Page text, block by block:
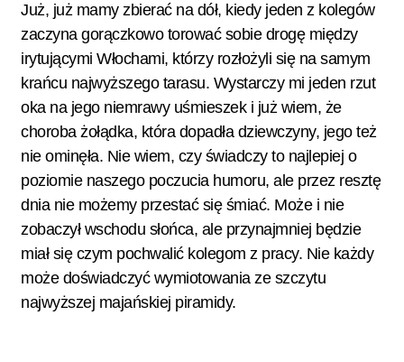
Już, już mamy zbierać na dół, kiedy jeden z kolegów
zaczyna gorączkowo torować sobie drogę między
irytującymi Włochami, którzy rozłożyli się na samym
krańcu najwyższego tarasu. Wystarczy mi jeden rzut
oka na jego niemrawy uśmieszek i już wiem, że
choroba żołądka, która dopadła dziewczyny, jego też
nie ominęła. Nie wiem, czy świadczy to najlepiej o
poziomie naszego poczucia humoru, ale przez resztę
dnia nie możemy przestać się śmiać. Może i nie
zobaczył wschodu słońca, ale przynajmniej będzie
miał się czym pochwalić kolegom z pracy. Nie każdy
może doświadczyć wymiotowania ze szczytu
najwyższej majańskiej piramidy.